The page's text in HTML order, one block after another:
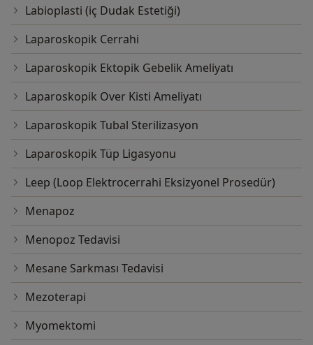
Labioplasti (iç Dudak Estetiği)
Laparoskopik Cerrahi
Laparoskopik Ektopik Gebelik Ameliyatı
Laparoskopik Over Kisti Ameliyatı
Laparoskopik Tubal Sterilizasyon
Laparoskopik Tüp Ligasyonu
Leep (Loop Elektrocerrahi Eksizyonel Prosedür)
Menapoz
Menopoz Tedavisi
Mesane Sarkması Tedavisi
Mezoterapi
Myomektomi